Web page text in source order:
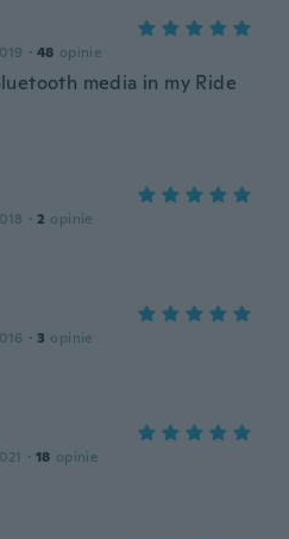
· 48 opinie
media in my Ride
· 2 opinie
· 3 opinie
· 18 opinie